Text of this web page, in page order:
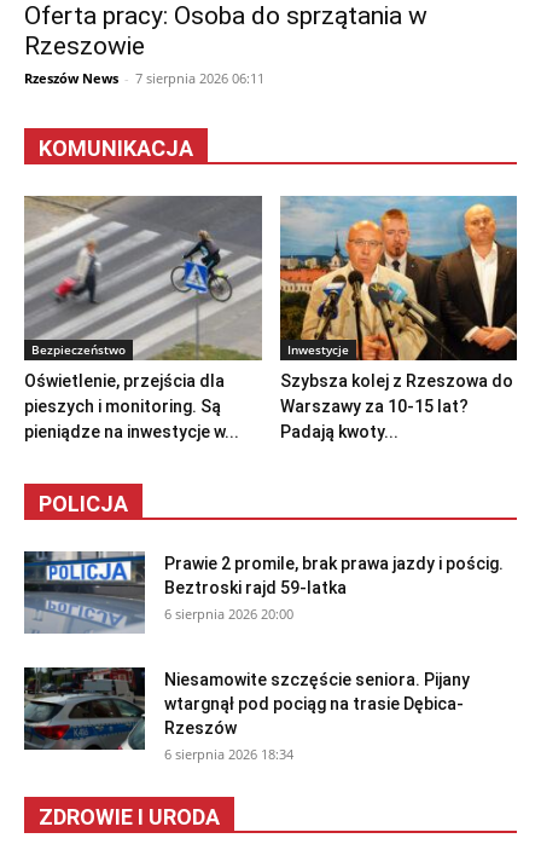
Oferta pracy: Osoba do sprzątania w
Rzeszowie
Rzeszów News - 7 sierpnia 2026 06:11
KOMUNIKACJA
Bezpieczeństwo
Oświetlenie, przejścia dla
pieszych i monitoring. Są
pieniądze na inwestycje w...
Inwestycje
Szybsza kolej z Rzeszowa do
Warszawy za 10-15 lat?
Padają kwoty...
POLICJA
Prawie 2 promile, brak prawa jazdy i pościg.
Beztroski rajd 59-latka
6 sierpnia 2026 20:00
Niesamowite szczęście seniora. Pijany
wtargnął pod pociąg na trasie Dębica-
Rzeszów
6 sierpnia 2026 18:34
ZDROWIE I URODA